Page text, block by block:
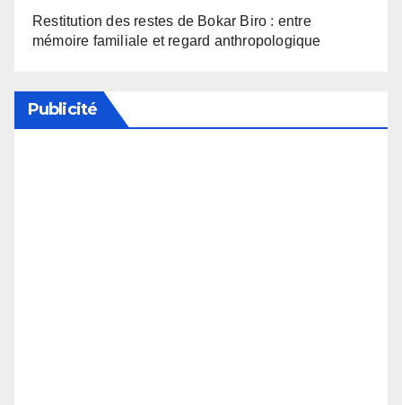
Restitution des restes de Bokar Biro : entre
mémoire familiale et regard anthropologique
Publicité